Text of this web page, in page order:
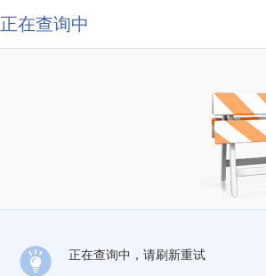
正在查询中
正在查询中，请刷新重试